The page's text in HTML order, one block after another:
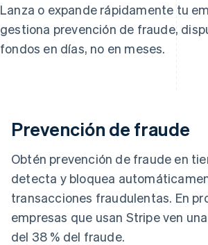
Lanza o expande rápidamente tu
gestiona prevención de fraude,
fondos en días, no en meses.
Prevención de fraude
Obtén prevención de fraude en
detecta y bloquea
transacciones fraudulentas. En
empresas que usan Stripe ven
del 38 % del fraude.